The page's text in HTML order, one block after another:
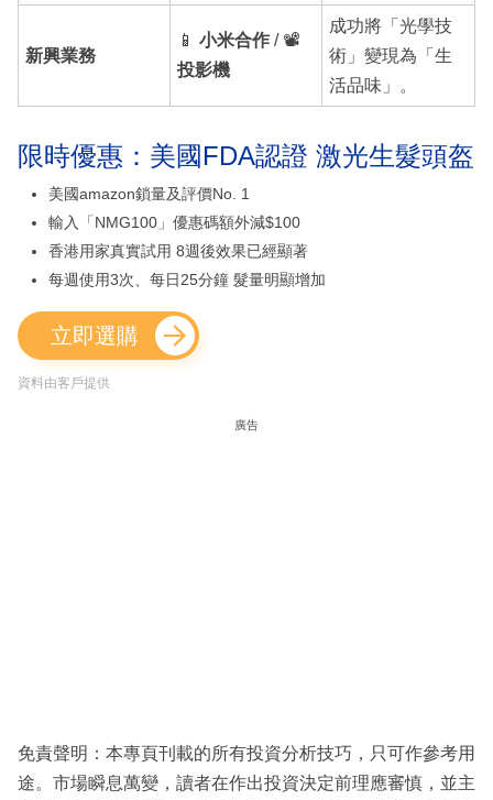
新興業務
📱 小米合作/ 📽️
投影機
成功將「光學技
術」變現為「生
活品味」。
限時優惠：美國FDA認證 激光生髮頭盔
美國amazon鎖量及評價No. 1
輸入「NMG100」優惠碼額外減$100
香港用家真實試用 8週後效果已經顯著
每週使用3次、每日25分鐘 髮量明顯增加
立即選購
資料由客戶提供
廣告
免責聲明：本專頁刊載的所有投資分析技巧，只可作參考用
途。市場瞬息萬變，讀者在作出投資決定前理應審慎，並主